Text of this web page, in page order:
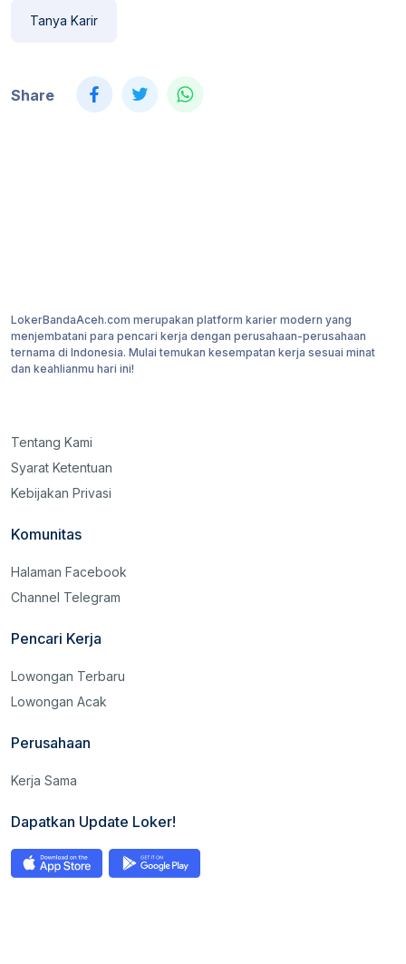
Tanya Karir
Share
LokerBandaAceh.com merupakan platform karier modern yang
menjembatani para pencari kerja dengan perusahaan-perusahaan
ternama di Indonesia. Mulai temukan kesempatan kerja sesuai minat
dan keahlianmu hari ini!
Tentang Kami
Syarat Ketentuan
Kebijakan Privasi
Komunitas
Halaman Facebook
Channel Telegram
Pencari Kerja
Lowongan Terbaru
Lowongan Acak
Perusahaan
Kerja Sama
Dapatkan Update Loker!